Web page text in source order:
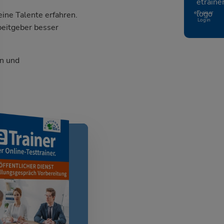
eTrainer
Login
Talente erfahren.
besser
und